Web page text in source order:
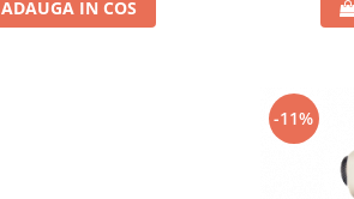
ADAUGA IN COS
-11%